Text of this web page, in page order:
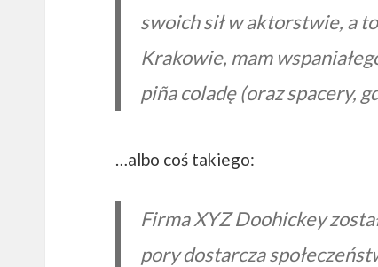
swoich sił w aktorstwie, a
Krakowie, mam
piña coladę (oraz spacery,
…albo coś takiego:
Firma XYZ Doohickey
pory dostarcza